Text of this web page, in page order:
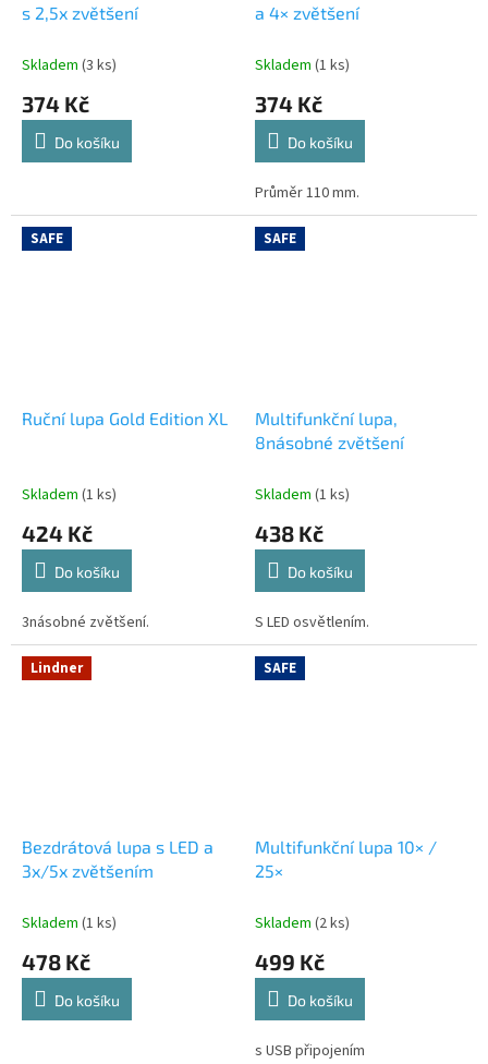
s 2,5x zvětšení
Skladem (3 ks)
374 Kč
Do košíku
a 4× zvětšení
Skladem (1 ks)
374 Kč
Do košíku
Průměr 110 mm.
SAFE
Ruční lupa Gold Edition XL
Skladem (1 ks)
424 Kč
Do košíku
3násobné zvětšení.
SAFE
Multifunkční lupa,
8násobné zvětšení
Skladem (1 ks)
438 Kč
Do košíku
S LED osvětlením.
Lindner
Bezdrátová lupa s LED a
3x/5x zvětšením
Skladem (1 ks)
478 Kč
Do košíku
SAFE
Multifunkční lupa 10× /
25×
Skladem (2 ks)
499 Kč
Do košíku
s USB připojením